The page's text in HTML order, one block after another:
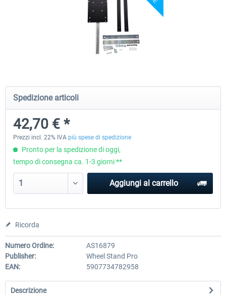
Wheel Stand Pro for Thrustmaster
230,66 € *
Spedizione articoli
42,70 € *
Prezzi incl. 22% IVA più spese di spedizione
Pronto per la spedizione di oggi,
tempo di consegna ca. 1-3 giorni **
Aggiungi al carrello
Ricorda
Numero Ordine:
AS16879
Publisher:
Wheel Stand Pro
EAN:
5907734782958
Descrizione